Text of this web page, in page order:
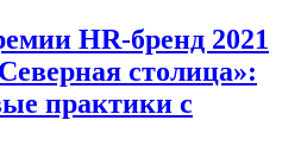
HR-бренд 2021
столица»:
практики с